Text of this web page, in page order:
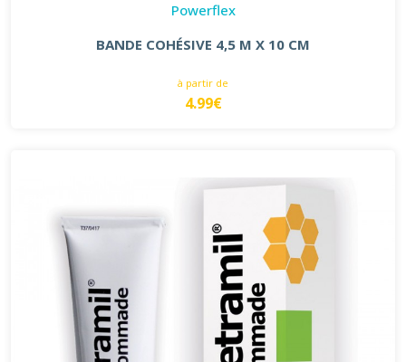
Powerflex
BANDE COHÉSIVE 4,5 M X 10 CM
à partir de
4.99€